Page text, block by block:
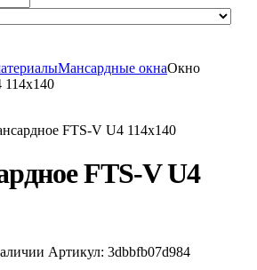
Мансардные окнаОкно
114х140
FTS-V U4
Артикул: 3dbbfb07d984